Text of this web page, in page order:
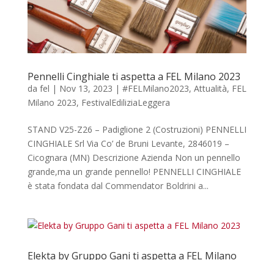
Pennelli Cinghiale ti aspetta a FEL Milano 2023
da fel | Nov 13, 2023 | #FELMilano2023, Attualità, FEL
Milano 2023, FestivalEdiliziaLeggera
STAND V25-Z26 – Padiglione 2 (Costruzioni) PENNELLI
CINGHIALE Srl Via Co’ de Bruni Levante, 2846019 –
Cicognara (MN) Descrizione Azienda Non un pennello
grande,ma un grande pennello! PENNELLI CINGHIALE
è stata fondata dal Commendator Boldrini a...
Elekta by Gruppo Gani ti aspetta a FEL Milano